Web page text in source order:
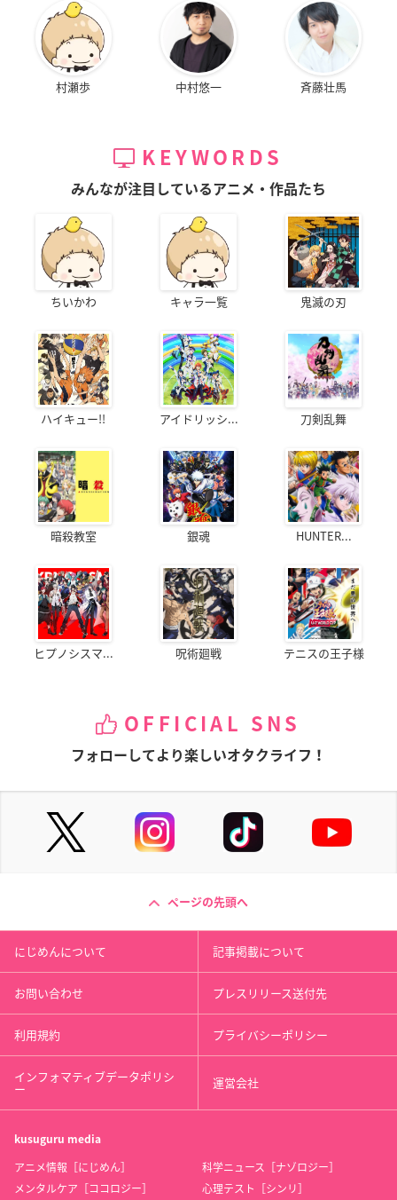
村瀬歩 中村悠一 斉藤壮馬
KEYWORDS
みんなが注目しているアニメ・作品たち
ちいかわ キャラ一覧 鬼滅の刃
ハイキュー!! アイドリッシ... 刀剣乱舞
暗殺教室 銀魂 HUNTER...
ヒプノシスマ... 呪術廻戦 テニスの王子様
OFFICIAL SNS
フォローしてより楽しいオタクライフ！
ページの先頭へ
にじめんについて 記事掲載について
お問い合わせ プレスリリース送付先
利用規約 プライバシーポリシー
インフォマティブデータポリシ
ー 運営会社
kusuguru media
アニメ情報［にじめん］
科学ニュース［ナゾロジー］
メンタルケア［ココロジー］
心理テスト［シンリ］